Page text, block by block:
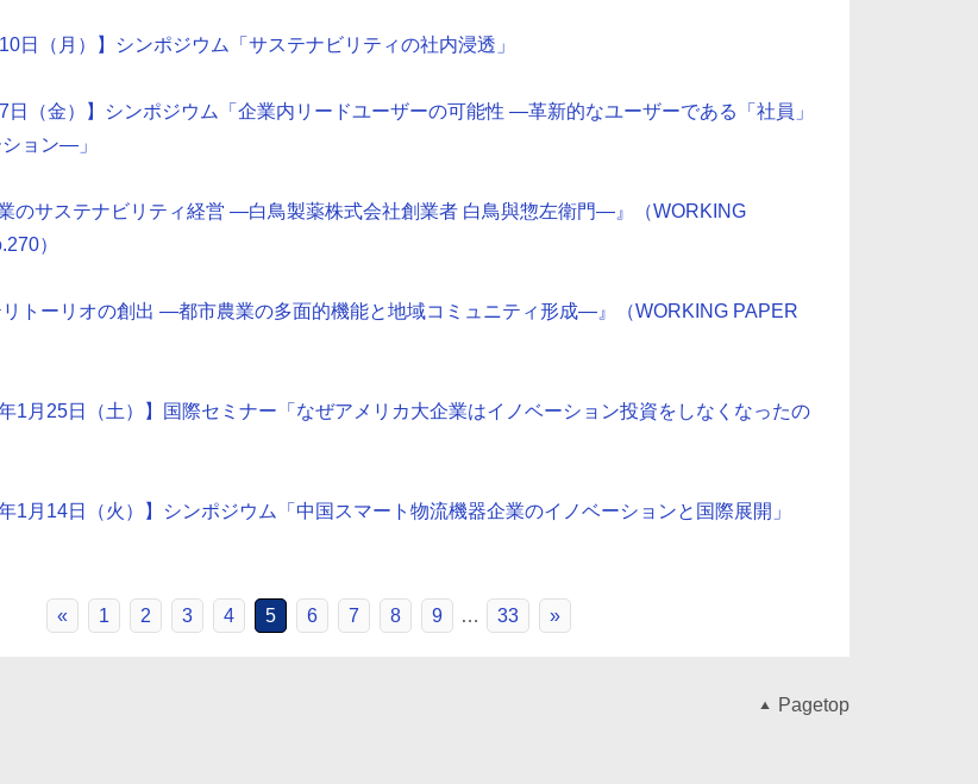
日（月）】シンポジウム「サステナビリティの社内浸透」
日（金）】シンポジウム「企業内リードユーザーの可能性 ―革新的なユーザーである「社員」
ョン―」
業のサステナビリティ経営 ―白鳥製薬株式会社創業者 白鳥與惣左衛門―』（WORKING
）
リトーリオの創出 ―都市農業の多面的機能と地域コミュニティ形成―』（WORKING PAPER
年1月25日（土）】国際セミナー「なぜアメリカ大企業はイノベーション投資をしなくなったの
年1月14日（火）】シンポジウム「中国スマート物流機器企業のイノベーションと国際展開」
« 1 2 3 4 5 6 7 8 9 … 33 »
Pagetop